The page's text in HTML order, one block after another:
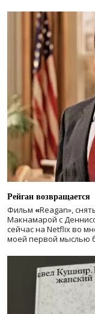
Рейган возвращается
Фильм «Reagan»,
Макнамарой с
сейчас на Netflix во
моей первой мыслью